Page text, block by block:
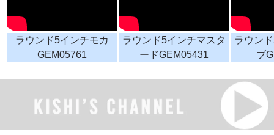
ラウンド5インチモカ
GEM05761
ラウンド5インチマスタ
ードGEM05431
ラウン
ブ